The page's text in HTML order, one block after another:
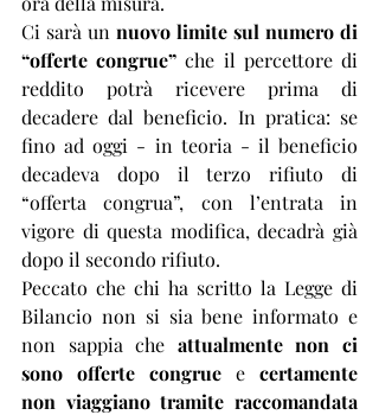
Ci sarà un nuovo limite sul numero di
“offerte congrue” che il percettore di
reddito potrà ricevere prima di
decadere dal beneficio. In pratica: se
fino ad oggi - in teoria - il beneficio
decadeva dopo il terzo rifiuto di
“offerta congrua”, con l’entrata in
vigore di questa modifica, decadrà già
dopo il secondo rifiuto.
Peccato che chi ha scritto la Legge di
Bilancio non si sia bene informato e
non sappia che attualmente non ci
sono offerte congrue e certamente
non viaggiano tramite raccomandata